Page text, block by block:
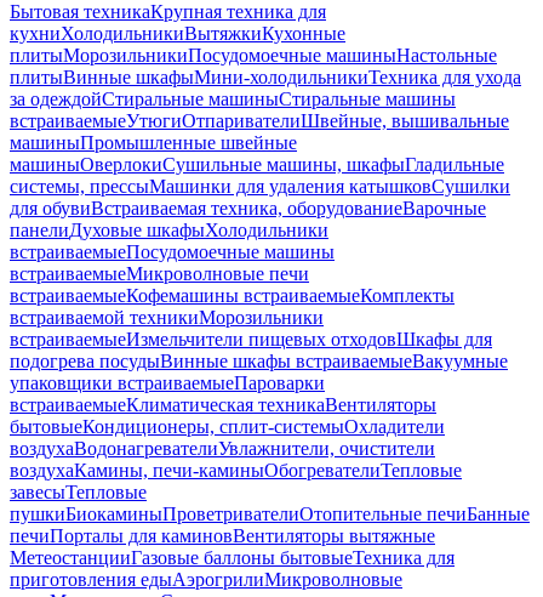
Бытовая техникаКрупная техника для
кухниХолодильникиВытяжкиКухонные
плитыМорозильникиПосудомоечные машиныНастольные
плитыВинные шкафыМини-холодильникиТехника для ухода
за одеждойСтиральные машиныСтиральные машины
встраиваемыеУтюгиОтпаривателиШвейные, вышивальные
машиныПромышленные швейные
машиныОверлокиСушильные машины, шкафыГладильные
системы, прессыМашинки для удаления катышковСушилки
для обувиВстраиваемая техника, оборудованиеВарочные
панелиДуховые шкафыХолодильники
встраиваемыеПосудомоечные машины
встраиваемыеМикроволновые печи
встраиваемыеКофемашины встраиваемыеКомплекты
встраиваемой техникиМорозильники
встраиваемыеИзмельчители пищевых отходовШкафы для
подогрева посудыВинные шкафы встраиваемыеВакуумные
упаковщики встраиваемыеПароварки
встраиваемыеКлиматическая техникаВентиляторы
бытовыеКондиционеры, сплит-системыОхладители
воздухаВодонагревателиУвлажнители, очистители
воздухаКамины, печи-каминыОбогревателиТепловые
завесыТепловые
пушкиБиокаминыПроветривателиОтопительные печиБанные
печиПорталы для каминовВентиляторы вытяжные
МетеостанцииГазовые баллоны бытовыеТехника для
приготовления едыАэрогрилиМикроволновые